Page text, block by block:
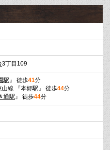
3丁目109
駅 』 徒歩41分
山線 『本郷駅 』 徒歩44分
通駅 』 徒歩44分